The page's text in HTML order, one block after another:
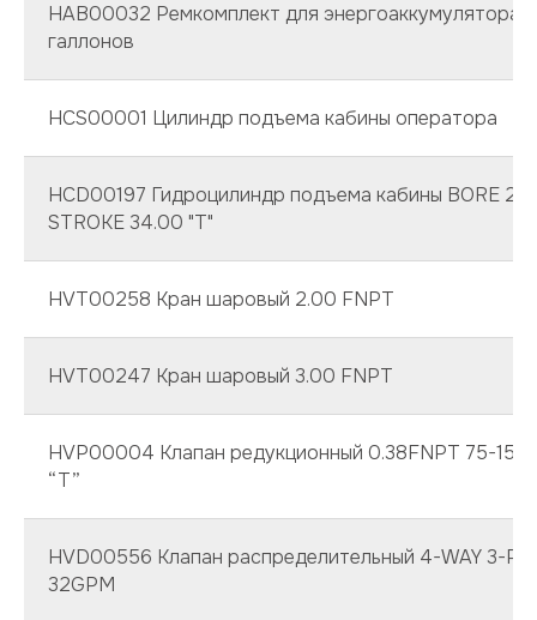
HAB00032 Ремкомплект для энергоаккумулятора
галлонов
HCS00001 Цилиндр подъема кабины оператора
HCD00197 Гидроцилиндр подъема кабины BORE
STROKE 34.00 "T"
HVT00258 Кран шаровый 2.00 FNPT
HVT00247 Кран шаровый 3.00 FNPT
HVP00004 Клапан редукционный 0.38FNPT 75-
“T”
HVD00556 Клапан распределительный 4-WAY 3-
32GPM